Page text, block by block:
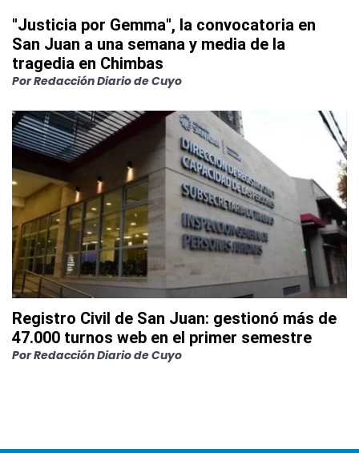
"Justicia por Gemma", la convocatoria en
San Juan a una semana y media de la
tragedia en Chimbas
PorRedacción Diario de Cuyo
Registro Civil de San Juan: gestionó más de
47.000 turnos web en el primer semestre
PorRedacción Diario de Cuyo